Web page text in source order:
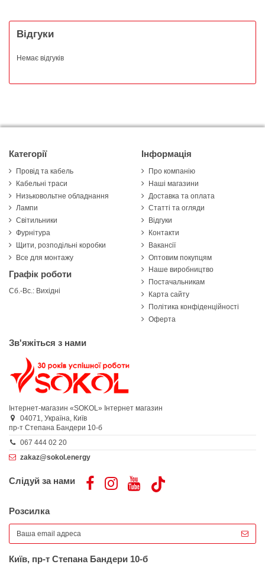
Відгуки
Немає відгуків
Категорії
Провід та кабель
Кабельні траси
Низьковольтне обладнання
Лампи
Світильники
Фурнітура
Щити, розподільні коробки
Все для монтажу
Графік роботи
Сб.-Вс.: Вихідні
Інформація
Про компанію
Наші магазини
Доставка та оплата
Статті та огляди
Відгуки
Контакти
Вакансії
Оптовим покупцям
Наше виробництво
Постачальникам
Карта сайту
Політика конфіденційності
Оферта
Зв'яжіться з нами
Інтернет-магазин «SOKOL» Інтернет магазин
04071, Україна, Київ
пр-т Степана Бандери 10-б
067 444 02 20
zakaz@sokol.energy
Слідуй за нами
Розсилка
Київ, пр-т Степана Бандери 10-б